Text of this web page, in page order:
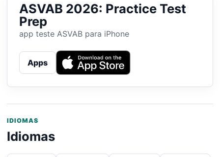
ASVAB 2026: Practice Test
Prep
app teste ASVAB para iPhone
Apps
IDIOMAS
Idiomas